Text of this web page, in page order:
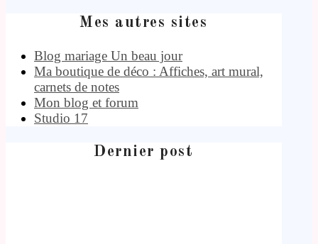
Mes autres sites
Blog mariage Un beau jour
Ma boutique de déco : Affiches, art mural,
carnets de notes
Mon blog et forum
Studio 17
Dernier post